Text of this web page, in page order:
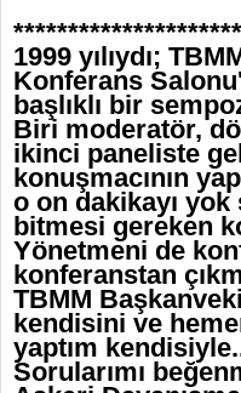
1999 yılıydı;
Konferans
başlıklı bir
Biri moderatör,
ikinci paneliste
konuşmacının
o on dakikayı
bitmesi gereken
Yönetmeni de
konferanstan
TBMM
kendisini ve
yaptım
Sorularımı